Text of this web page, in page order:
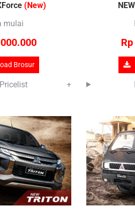
(New)
mulai
Brosur
+